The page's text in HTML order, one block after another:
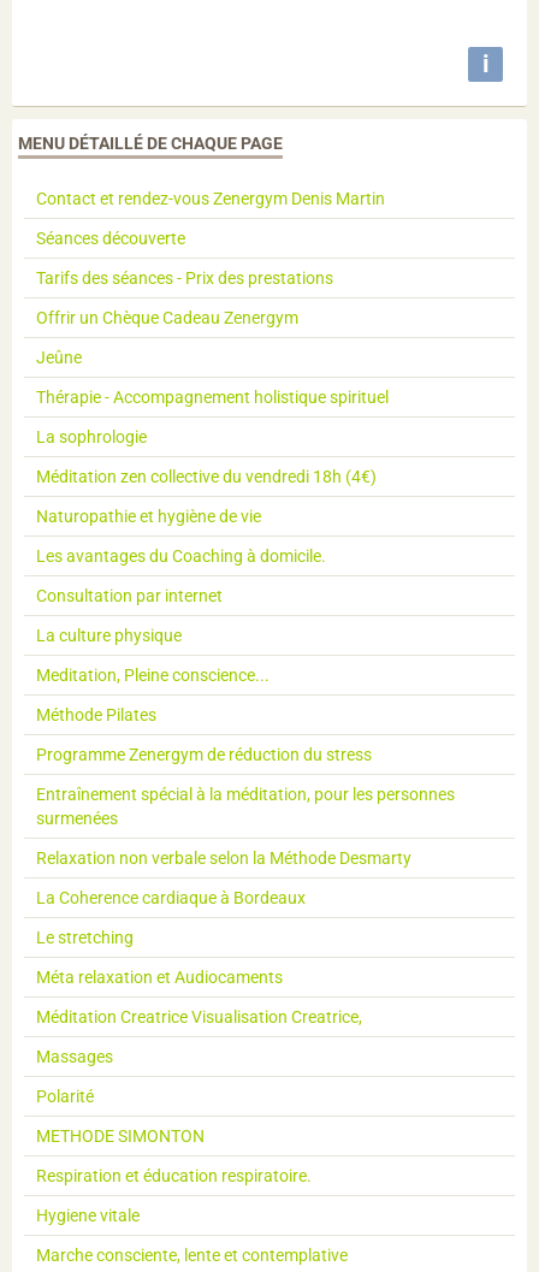
i
MENU DÉTAILLÉ DE CHAQUE PAGE
Contact et rendez-vous Zenergym Denis Martin
Séances découverte
Tarifs des séances - Prix des prestations
Offrir un Chèque Cadeau Zenergym
Jeûne
Thérapie - Accompagnement holistique spirituel
La sophrologie
Méditation zen collective du vendredi 18h (4€)
Naturopathie et hygiène de vie
Les avantages du Coaching à domicile.
Consultation par internet
La culture physique
Meditation, Pleine conscience...
Méthode Pilates
Programme Zenergym de réduction du stress
Entraînement spécial à la méditation, pour les personnes
surmenées
Relaxation non verbale selon la Méthode Desmarty
La Coherence cardiaque à Bordeaux
Le stretching
Méta relaxation et Audiocaments
Méditation Creatrice Visualisation Creatrice,
Massages
Polarité
METHODE SIMONTON
Respiration et éducation respiratoire.
Hygiene vitale
Marche consciente, lente et contemplative